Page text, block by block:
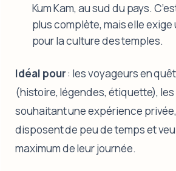
Kum Kam, au sud du pays.
plus complète, mais elle
pour la culture des temples.
Idéal pour: les voyageurs en
(histoire, légendes, étiquette),
souhaitant une expérience
disposent de peu de temps et
maximum de leur journée.